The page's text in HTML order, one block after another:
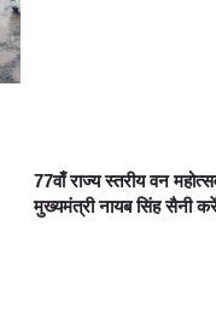
77वाँ राज्य स्तरीय वन
मुख्यमंत्री नायब सिंह सैनी